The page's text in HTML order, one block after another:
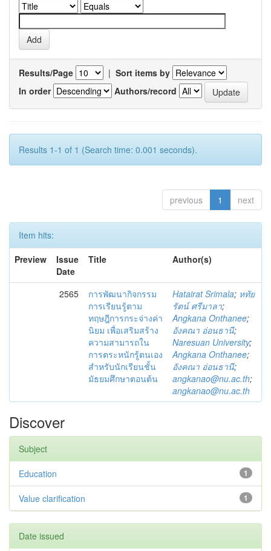
Results/Page | Sort items by
In order
Authors/record
Results 1-1 of 1 (Search time: 0.001 seconds).
previous 1 next
Item hits:
Preview
Issue
Date
Title Author(s)
2565
การพัฒนากิจกรรม
การเรียนรู้ตาม
ทฤษฎีการกระจ่างค่า
นิยม เพื่อเสริมสร้าง
ความสามารถใน
การตระหนักรู้ตนเอง
สำหรับนักเรียนชั้น
มัธยมศึกษาตอนต้น
Hatairat Srimala; หทัย
รัตน์ ศรีมาลา;
Angkana Onthanee;
อังคณา อ่อนธานี;
Naresuan University;
Angkana Onthanee;
อังคณา อ่อนธานี;
angkanao@nu.ac.th;
angkanao@nu.ac.th
Discover
Subject
1
Education
1
Value clarification
Date issued